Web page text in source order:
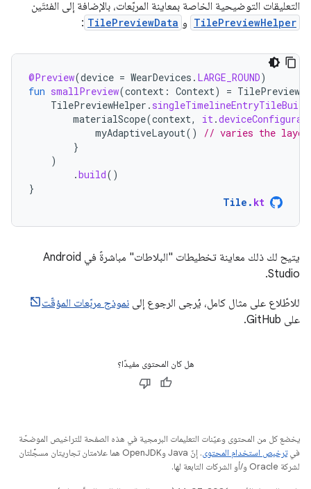
التعليقات التوضيحية الخاصة بمعاينة المربّعات، بالإضافة إلى الفئتَين
TilePreviewHelper و TilePreviewData
:
@Preview(device = WearDevices . LARGE_ROUND)
fun smallPreview(context : Context) =
TilePreviewHelper .
materialScope(context, it.
myAdaptiveLayout()
// varies the
}
)
.build()
}
Tile . kt
يتيح لك ذلك معاينة تخطيطات "البلاطات" مباشرةً في Android
Studio.
للاطّلاع على مثال كامل، يُرجى الرجوع إلى نموذج مربّعات المؤقّت
على GitHub.
هل كان المحتوى مفيدًا؟
يخضع كل من المحتوى وعيّنات التعليمات البرمجية في هذه الصفحة للتراخيص الموضحّة
فيترخيص استخدام المحتوى
. إنّ Java وOpenJDK هما علامتان تجاريتان مسجَّلتان
لشركة Oracle و/أو الشركات التابعة لها.